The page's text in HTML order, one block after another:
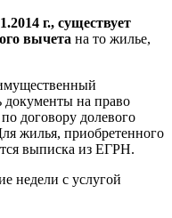
г., существует
вычета на то жилье,
на право
договору долевого
жилья, приобретенного
выписка из ЕГРН.
недели с услугой